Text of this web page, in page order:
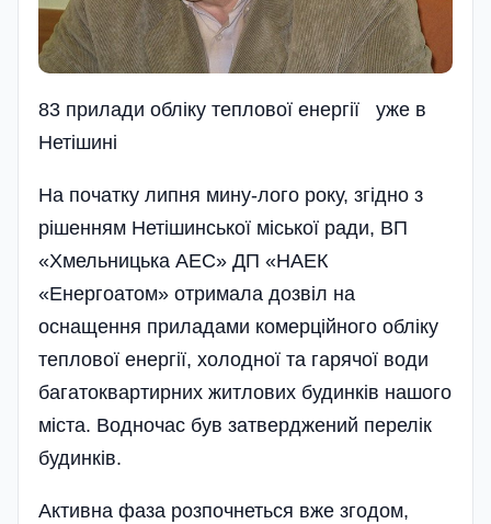
83 прилади обліку теплової енергії уже в
Нетішині
На початку липня мину-лого року, згідно з
рішенням Нетішинської міської ради, ВП
«Хмельницька АЕС» ДП «НАЕК
«Енергоатом» отримала дозвіл на
оснащення приладами комерційного обліку
теплової енергії, холодної та гарячої води
багатоквартирних житлових будинків нашого
міста. Водночас був затверджений перелік
будинків.
Активна фаза розпочнеться вже згодом,